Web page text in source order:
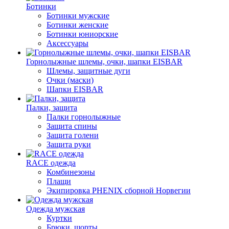
Ботинки
Ботинки мужские
Ботинки женские
Ботинки юниорские
Аксессуары
Горнолыжные шлемы, очки, шапки EISBAR
Шлемы, защитные дуги
Очки (маски)
Шапки EISBAR
Палки, защита
Палки горнолыжные
Защита спины
Защита голени
Защита руки
RACE одежда
Комбинезоны
Плащи
Экипировка PHENIX сборной Норвегии
Одежда мужская
Куртки
Брюки, шорты